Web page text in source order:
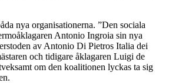
nya organisationerna. ”Den sociala
Antonio Ingroia sin nya
av Antonio Di Pietros Italia dei
och tidigare åklagaren Luigi de
om den koalitionen lyckas ta sig